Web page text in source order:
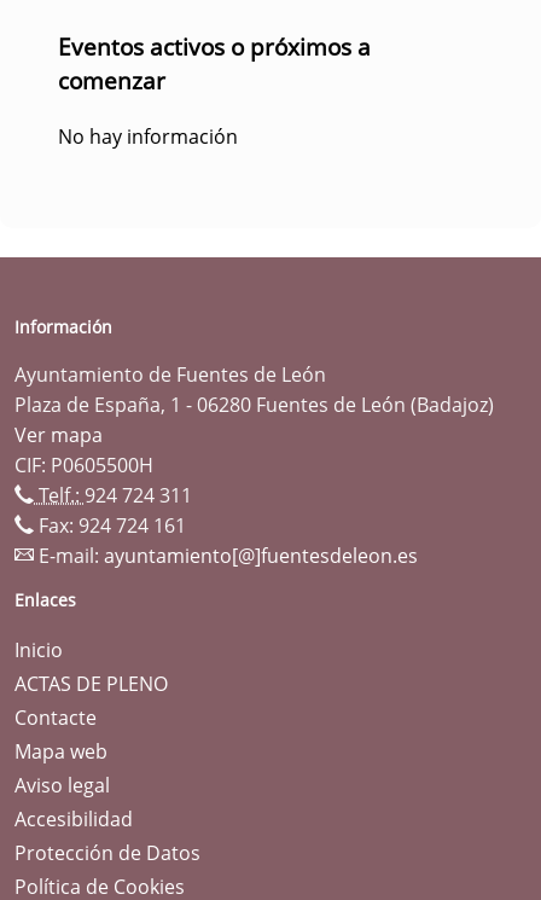
Eventos activos o próximos a
comenzar
No hay información
Información
Ayuntamiento de Fuentes de León
Plaza de España, 1 - 06280 Fuentes de León (Badajoz)
Ver mapa
CIF: P0605500H
Telf.: 924 724 311
Fax: 924 724 161
E-mail: ayuntamiento[@]fuentesdeleon.es
Enlaces
Inicio
ACTAS DE PLENO
Contacte
Mapa web
Aviso legal
Accesibilidad
Protección de Datos
Política de Cookies